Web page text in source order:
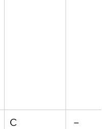
C －